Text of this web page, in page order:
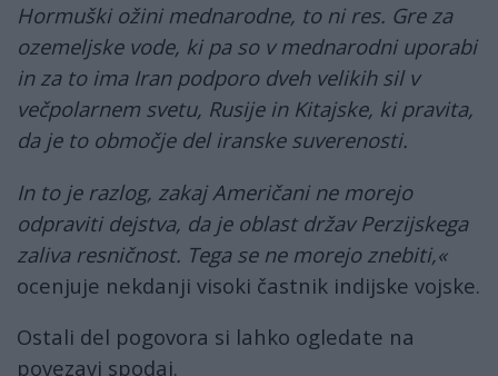
Hormuški ožini mednarodne, to ni res. Gre za
ozemeljske vode, ki pa so v mednarodni uporabi
in za to ima Iran podporo dveh velikih sil v
večpolarnem svetu, Rusije in Kitajske, ki pravita,
da je to območje del iranske suverenosti.
In to je razlog, zakaj Američani ne morejo
odpraviti dejstva, da je oblast držav Perzijskega
zaliva resničnost. Tega se ne morejo znebiti,«
ocenjuje nekdanji visoki častnik indijske vojske.
Ostali del pogovora si lahko ogledate na
povezavi spodaj.